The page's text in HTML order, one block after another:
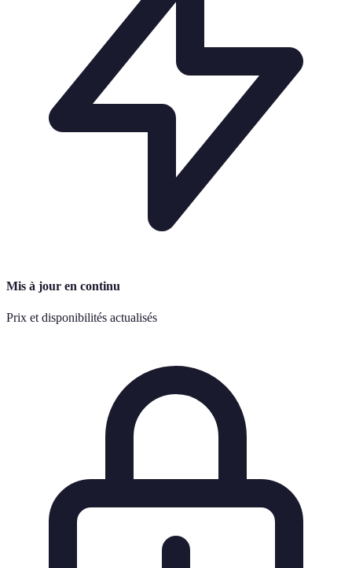
Mis à jour en continu
Prix et disponibilités actualisés